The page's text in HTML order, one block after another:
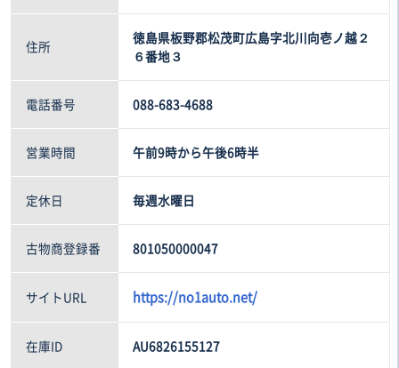
住所
徳島県板野郡松茂町広島字北川向壱ノ越２
６番地３
電話番号 088-683-4688
営業時間 午前9時から午後6時半
定休日 毎週水曜日
古物商登録番 801050000047
サイトURL https://no1auto.net/
在庫ID AU6826155127